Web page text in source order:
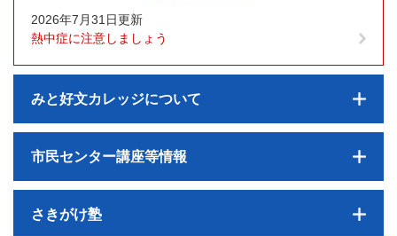
2026年7月31日更新
熱中症に注意しましょう
みと好文カレッジについて
市民センター講座等情報
さきがけ塾